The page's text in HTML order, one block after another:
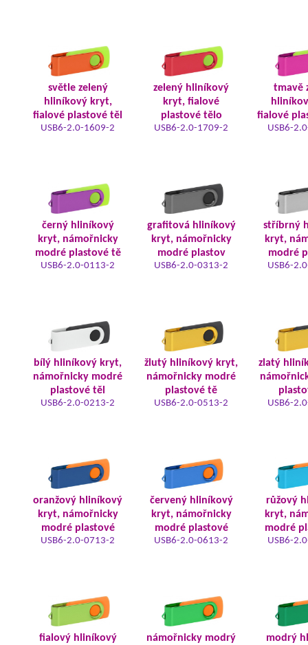
světle zelený
hliníkový kryt,
fialové plastové těl
USB6-2.0-1609-2
zelený hliníkový
kryt, fialové
plastové tělo
USB6-2.0-1709-2
tmavě
fialové
USB6-
černý hliníkový
kryt, námořnicky
modré plastové tě
USB6-2.0-0113-2
grafitová hliníkový
kryt, námořnicky
modré plastov
USB6-2.0-0313-2
stříbrný
kryt,
modré
USB6-
bílý hliníkový kryt,
námořnicky modré
plastové těl
USB6-2.0-0213-2
žlutý hliníkový kryt,
námořnicky modré
plastové tě
USB6-2.0-0513-2
zlatý
USB6-
oranžový hliníkový
kryt, námořnicky
modré plastové
USB6-2.0-0713-2
červený hliníkový
kryt, námořnicky
modré plastové
USB6-2.0-0613-2
růžový
kryt,
modré
USB6-
fialový hliníkový
námořnicky modrý
modrý